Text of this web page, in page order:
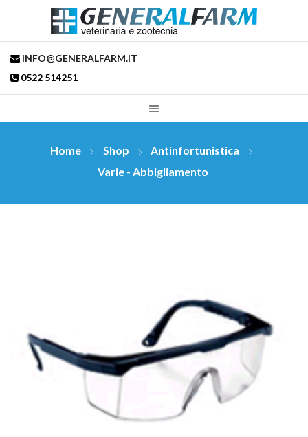
INFO@GENERALFARM.IT
0522 514251
Home Shop
Antinfortunistica
Varie - Abbigliamento